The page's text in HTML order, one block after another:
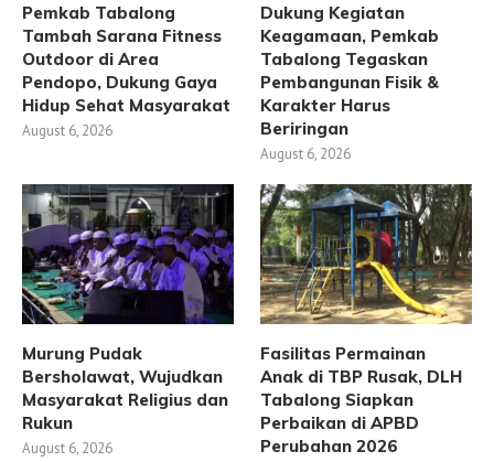
Pemkab Tabalong
Tambah Sarana Fitness
Outdoor di Area
Pendopo, Dukung Gaya
Hidup Sehat Masyarakat
August 6, 2026
Dukung Kegiatan
Keagamaan, Pemkab
Tabalong Tegaskan
Pembangunan Fisik &
Karakter Harus
Beriringan
August 6, 2026
Murung Pudak
Bersholawat, Wujudkan
Masyarakat Religius dan
Rukun
August 6, 2026
Fasilitas Permainan
Anak di TBP Rusak, DLH
Tabalong Siapkan
Perbaikan di APBD
Perubahan 2026